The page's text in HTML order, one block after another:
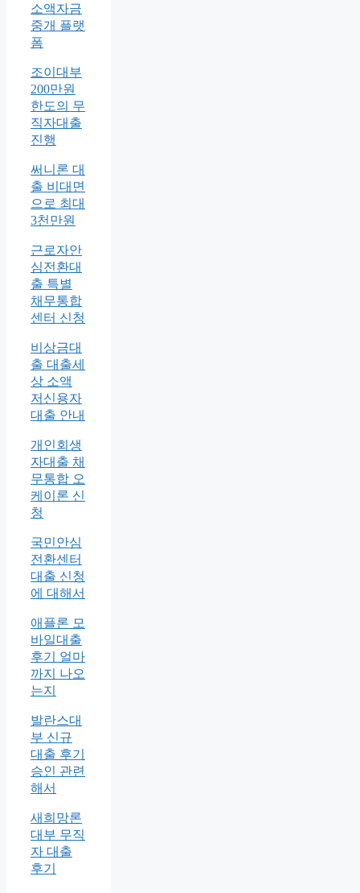
소액자금
중개 플랫
폼
조이대부
200만원
한도의 무
직자대출
진행
써니론 대
출 비대면
으로 최대
3천만원
근로자안
심전환대
출 특별
채무통합
센터 신청
비상금대
출 대출세
상 소액
저신용자
대출 안내
개인회생
자대출 채
무통합 오
케이론 신
청
국민안심
전환센터
대출 신청
에 대해서
애플론 모
바일대출
후기 얼마
까지 나오
는지
발란스대
부 신규
대출 후기
승인 관련
해서
새희망론
대부 무직
자 대출
후기